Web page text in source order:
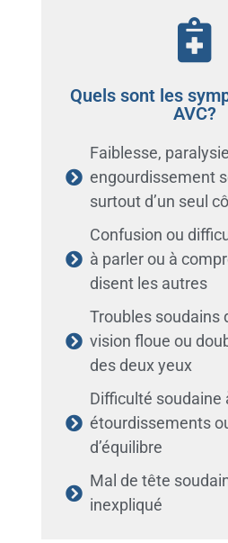
Quels sont les
AVC?
Faiblesse,
engourdissement
surtout d’un seul
Confusion ou
à parler ou à
disent les autres
Troubles soudains
vision floue ou
des deux yeux
Difficulté soudaine
étourdissements
d’équilibre
Mal de tête
inexpliqué